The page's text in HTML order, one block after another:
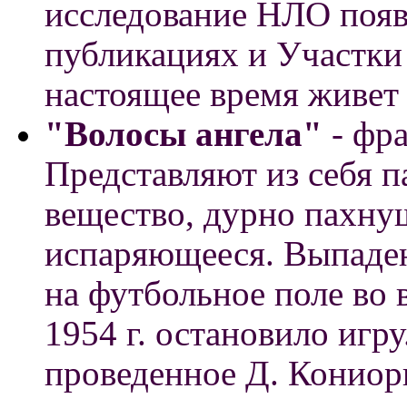
исследование НЛО
публикациях и
настоящее время
"Волосы ангела" -
Представляют из себя
вещество, дурно
испаряющееся.
на футбольное поле
1954 г. остановило
проведенное Д.